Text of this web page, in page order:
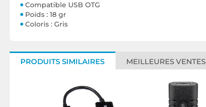
Compatible USB OTG
Poids : 18 gr
Coloris : Gris
PRODUITS SIMILAIRES MEILLEURES VENTES